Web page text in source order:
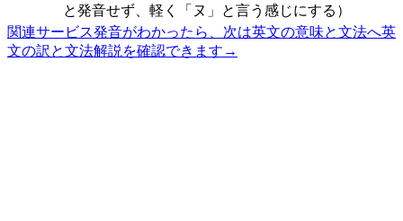
と発音せず、軽く「ヌ」と言う感じにする）
関連サービス発音がわかったら、次は英文の意味と文法へ英
文の訳と文法解説を確認できます →